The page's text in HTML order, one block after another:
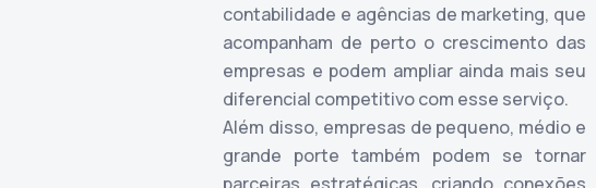
contabilidade e agências de marketing, que
acompanham de perto o crescimento das
empresas e podem ampliar ainda mais seu
diferencial competitivo com esse serviço.
Além disso, empresas de pequeno, médio e
grande porte também podem se tornar